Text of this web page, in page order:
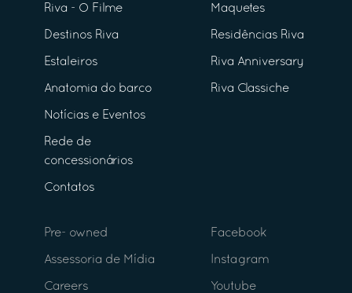
Riva - O Filme
Destinos Riva
Estaleiros
Anatomia do barco
Notícias e Eventos
Rede de
concessionários
Contatos
Maquetes
Residências Riva
Riva Anniversary
Riva Classiche
Pre- owned
Assessoria de Mídia
Careers
Facebook
Instagram
Youtube